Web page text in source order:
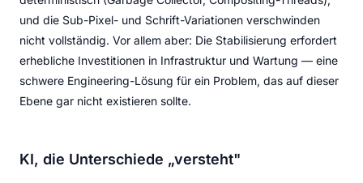
und die Sub-Pixel- und Schrift-Variationen verschwinden
nicht vollständig. Vor allem aber: Die Stabilisierung erfordert
erhebliche Investitionen in Infrastruktur und Wartung — eine
schwere Engineering-Lösung für ein Problem, das auf dieser
Ebene gar nicht existieren sollte.
KI, die Unterschiede „versteht"